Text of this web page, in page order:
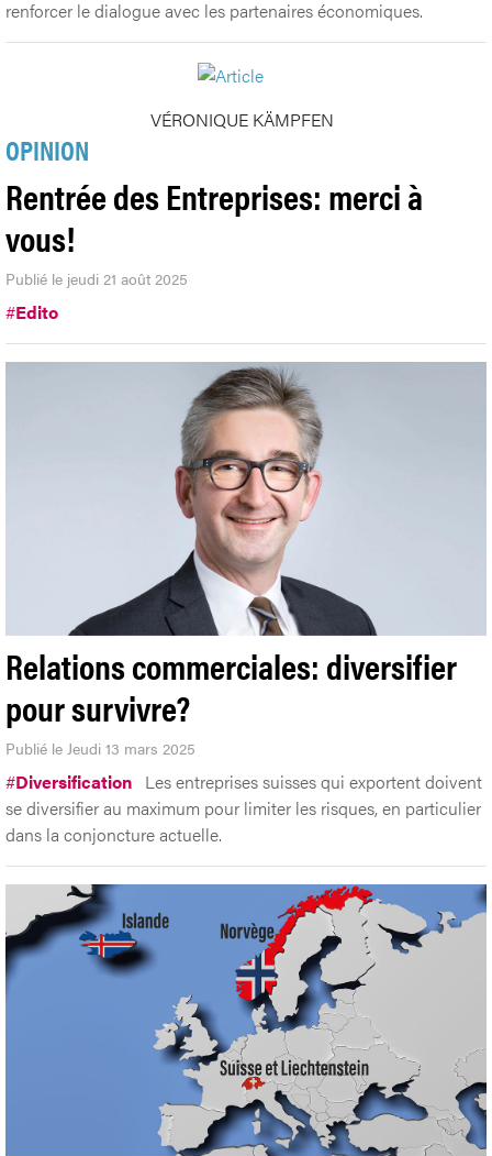
renforcer le dialogue avec les partenaires économiques.
VÉRONIQUE KÄMPFEN
OPINION
Rentrée des Entreprises: merci à
vous!
Publié le jeudi 21 août 2025
#Edito
Relations commerciales: diversifier
pour survivre?
Publié le Jeudi 13 mars 2025
#Diversification Les entreprises suisses qui exportent doivent
se diversifier au maximum pour limiter les risques, en particulier
dans la conjoncture actuelle.